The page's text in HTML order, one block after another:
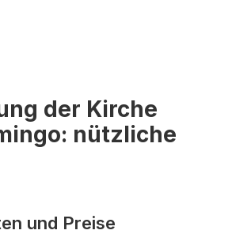
der Kirche
nützliche
und Preise